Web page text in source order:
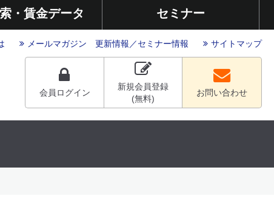
・賃金データ セミナー
メールマガジン 更新情報 ／セミナー情報 サイトマップ
会員ログイン
新規会員登録
(無料)
お問い合わせ